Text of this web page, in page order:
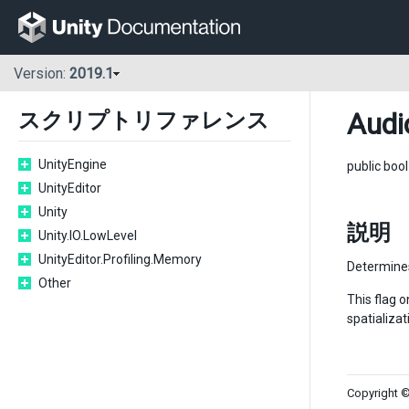
Version: 2019.1
スクリプトリファレンス
UnityEngine
UnityEditor
Unity
Unity.IO.LowLevel
UnityEditor.Profiling.Memory
Other
public bool
説明
This flag
Copyright